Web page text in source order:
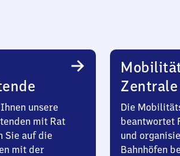
unsere
mit Rat
Sie auf die
mit der
Zentrale
Die
beantwortet
und
Bahnhöfen